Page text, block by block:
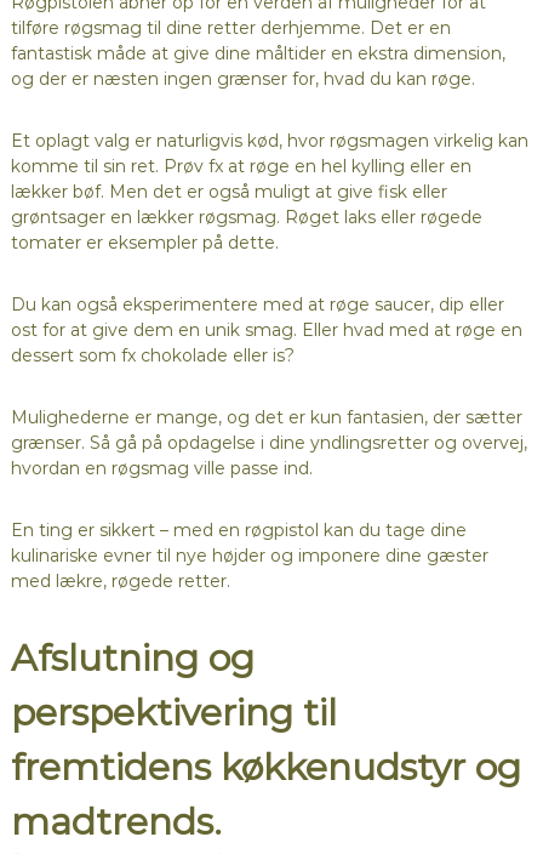
tilføre røgsmag til dine retter derhjemme. Det er en
fantastisk måde at give dine måltider en ekstra dimension,
og der er næsten ingen grænser for, hvad du kan røge.
Et oplagt valg er naturligvis kød, hvor røgsmagen virkelig kan
komme til sin ret. Prøv fx at røge en hel kylling eller en
lækker bøf. Men det er også muligt at give fisk eller
grøntsager en lækker røgsmag. Røget laks eller røgede
tomater er eksempler på dette.
Du kan også eksperimentere med at røge saucer, dip eller
ost for at give dem en unik smag. Eller hvad med at røge en
dessert som fx chokolade eller is?
Mulighederne er mange, og det er kun fantasien, der sætter
grænser. Så gå på opdagelse i dine yndlingsretter og overvej,
hvordan en røgsmag ville passe ind.
En ting er sikkert – med en røgpistol kan du tage dine
kulinariske evner til nye højder og imponere dine gæster
med lækre, røgede retter.
Afslutning og
perspektivering til
fremtidens køkkenudstyr og
madtrends.